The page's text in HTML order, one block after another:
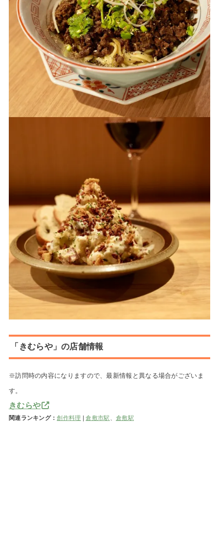
「きむらや」の店舗情報
※訪問時の内容になりますので、最新情報と異なる場合がございま
す。
きむらや
関連ランキング：創作料理 |倉敷市駅 、 倉敷駅